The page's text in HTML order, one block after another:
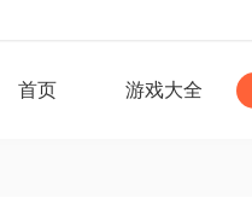
首页 游戏大全